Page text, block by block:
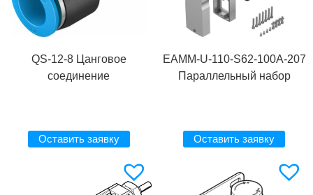
QS-12-8 Цанговое
соединение
Оставить заявку
EAMM-U-110-S62-100A-207
Параллельный набор
Оставить заявку